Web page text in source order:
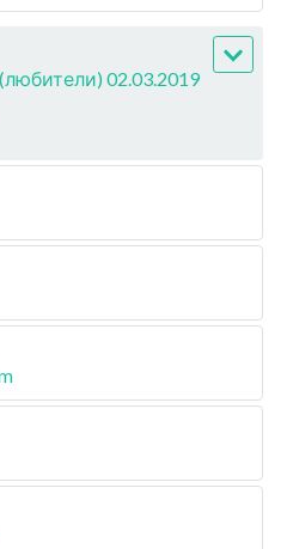
02.03.2019